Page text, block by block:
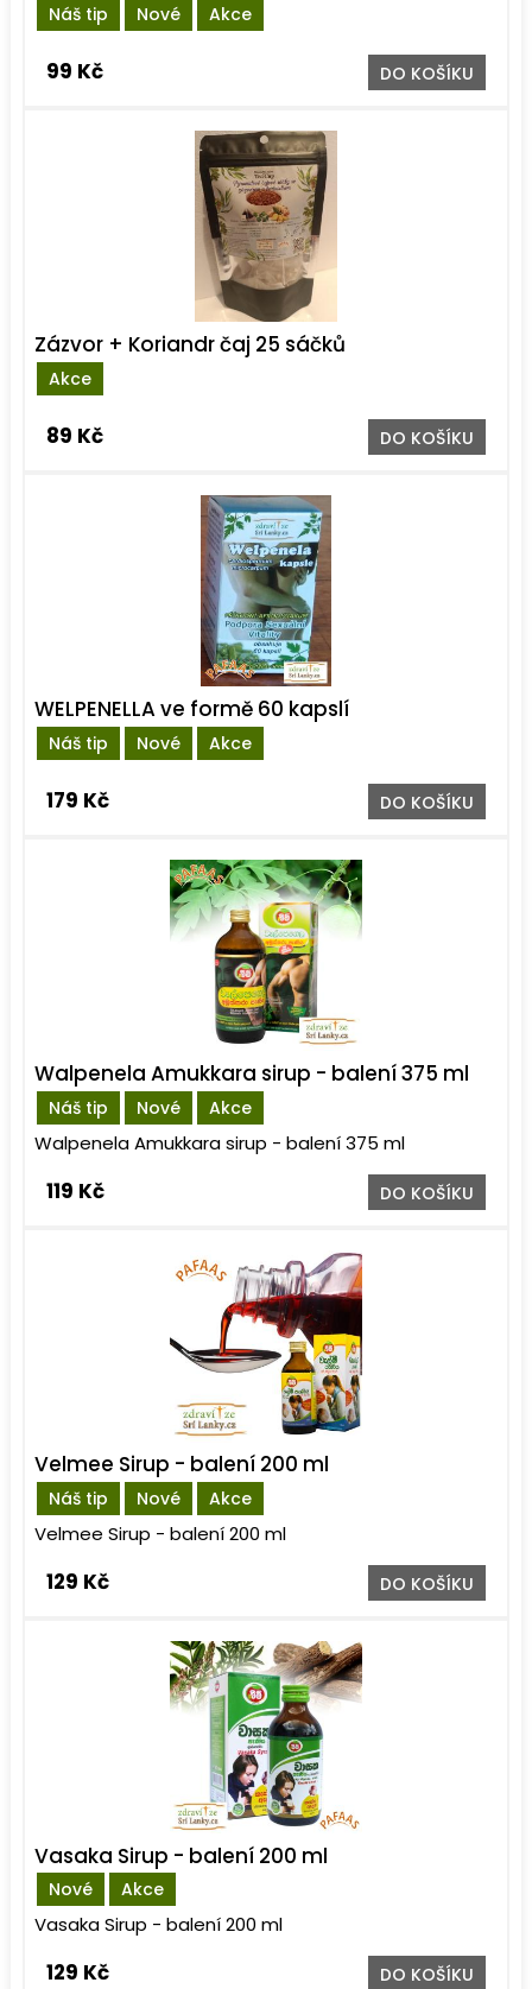
Náš tip Nové Akce
99 Kč DO KOŠÍKU
Akce
Zázvor + Koriandr čaj 25 sáčků
89 Kč DO KOŠÍKU
Náš tip Nové Akce
WELPENELLA ve formě 60 kapslí
179 Kč DO KOŠÍKU
Náš tip Nové Akce
Walpenela Amukkara sirup - balení 375 ml
Walpenela Amukkara sirup - balení 375 ml
119 Kč DO KOŠÍKU
Náš tip Nové Akce
Velmee Sirup - balení 200 ml
Velmee Sirup - balení 200 ml
129 Kč DO KOŠÍKU
Nové Akce
Vasaka Sirup - balení 200 ml
Vasaka Sirup - balení 200 ml
129 Kč DO KOŠÍKU